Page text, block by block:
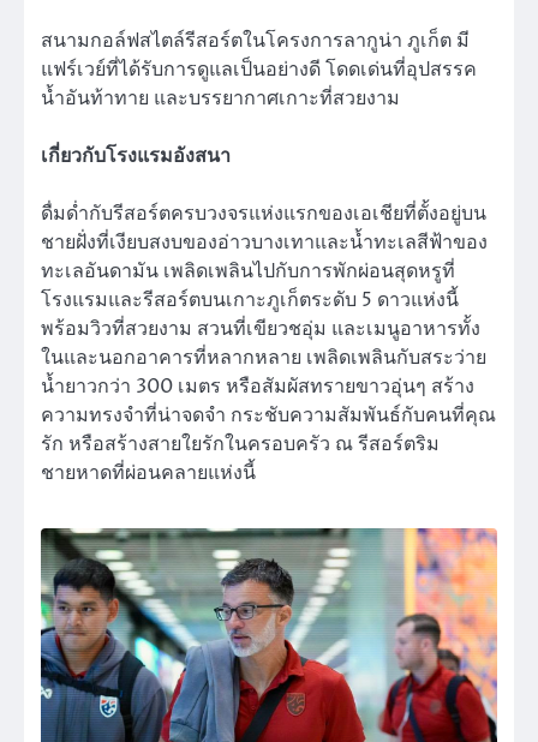
สนามกอล์ฟสไตล์รีสอร์ตในโครงการลากูน่า ภูเก็ต มี
แฟร์เวย์ที่ได้รับการดูแลเป็นอย่างดี โดดเด่นที่อุปสรรค
น้ำอันท้าทาย และบรรยากาศเกาะที่สวยงาม
เกี่ยวกับโรงแรมอังสนา
ดื่มด่ำกับรีสอร์ตครบวงจรแห่งแรกของเอเชียที่ตั้งอยู่บน
ชายฝั่งที่เงียบสงบของอ่าวบางเทาและน้ำทะเลสีฟ้าของ
ทะเลอันดามัน เพลิดเพลินไปกับการพักผ่อนสุดหรูที่
โรงแรมและรีสอร์ตบนเกาะภูเก็ตระดับ 5 ดาวแห่งนี้
พร้อมวิวที่สวยงาม สวนที่เขียวชอุ่ม และเมนูอาหารทั้ง
ในและนอกอาคารที่หลากหลาย เพลิดเพลินกับสระว่าย
น้ำยาวกว่า 300 เมตร หรือสัมผัสทรายขาวอุ่นๆ สร้าง
ความทรงจำที่น่าจดจำ กระชับความสัมพันธ์กับคนที่คุณ
รัก หรือสร้างสายใยรักในครอบครัว ณ รีสอร์ตริม
ชายหาดที่ผ่อนคลายแห่งนี้